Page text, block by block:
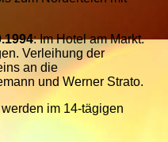
: Im Hotel am Markt.
Verleihung der
an die
und Werner Strato.
im 14-tägigen